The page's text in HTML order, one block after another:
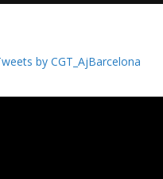
by CGT_AjBarcelona